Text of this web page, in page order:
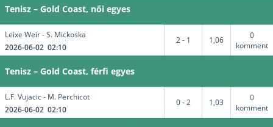
Tenisz – Gold Coast, női egyes
Leixe Weir - S. Mickoska
2026-06-02 02:10
2 - 1 1,06
0
komment
Tenisz – Gold Coast, férfi egyes
L.F. Vujacic - M. Perchicot
2026-06-02 02:10
0 - 2 1,03
0
komment